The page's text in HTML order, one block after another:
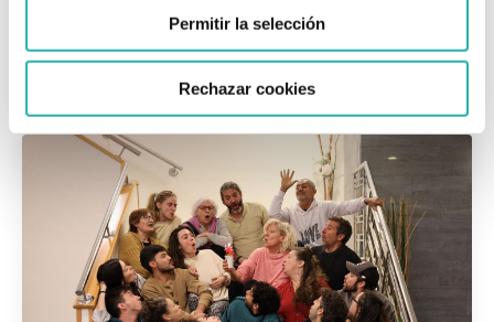
Permitir la selección
Rechazar cookies